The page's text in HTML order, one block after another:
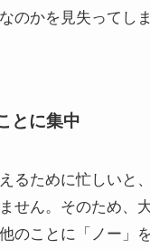
のかを見失ってし
とに集中
るために忙しいと
せん。そのため、
のことに「ノー」